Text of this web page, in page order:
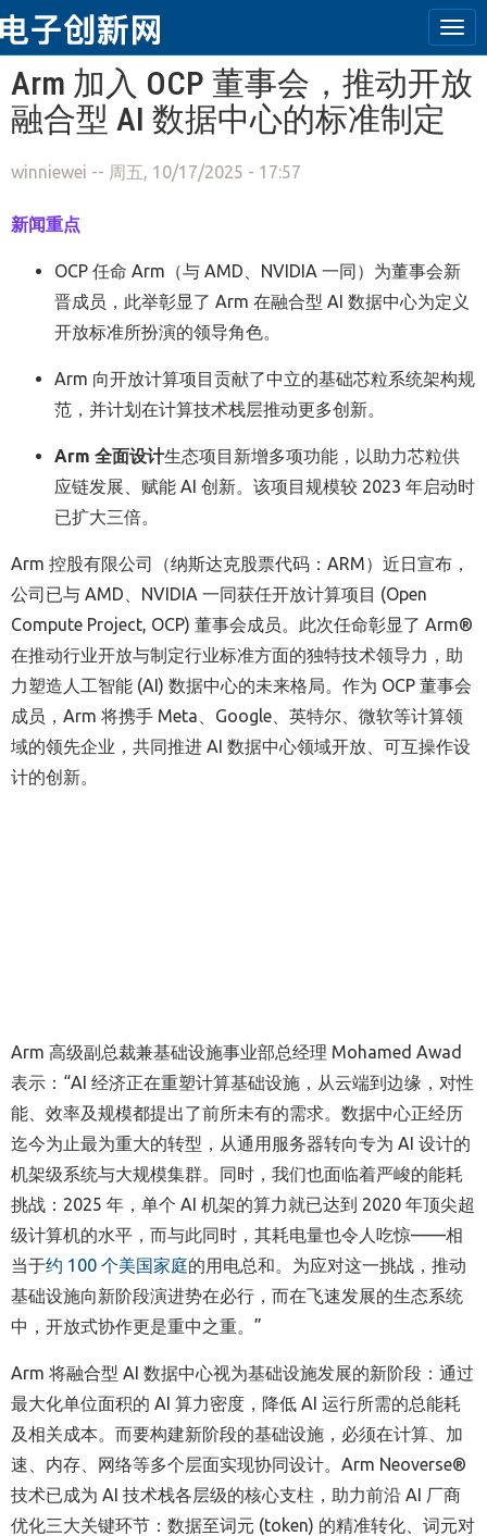
跳转到主要内容
Arm 加入 OCP 董事会，推动开放
融合型 AI 数据中心的标准制定
winniewei -- 周五, 10/17/2025 - 17:57
新闻重点
OCP 任命 Arm （与 AMD NVIDIA 一同）为董事会新
晋成员，此举彰显了 Arm 在融合型 AI 数据中心为定义
开放标准所扮演的领导角色。
Arm 向开放计算项目贡献了中立的基础芯粒系统架构规
范，并计划在计算技术栈层推动更多创新。
Arm 全面设计生态项目新增多项功能，以助力芯粒供
应链发展、赋能 AI 创新。该项目规模较 2023 年启动时
已扩大三倍。
Arm 控股有限公司 （纳斯达克股票代码 ： ARM） 近日宣布 ，
公司已与 AMD NVIDIA 一同获任开放计算项目 (Open
Compute Project, OCP) 董事会成员。此次任命彰显了 Arm®
在推动行业开放与制定行业标准方面的独特技术领导力 ， 助
力塑造人工智能 (AI) 数据中心的未来格局。作为 OCP 董事会
成员， Arm 将携手 Meta Google 、英特尔、微软等计算领
域的领先企业，共同推进 AI 数据中心领域开放、可互操作设
计的创新。
Arm 高级副总裁兼基础设施事业部总经理 Mohamed Awad
表示：“AI 经济正在重塑计算基础设施，从云端到边缘，对性
能、效率及规模都提出了前所未有的需求。数据中心正经历
迄今为止最为重大的转型 ， 从通用服务器转向专为 AI 设计的
机架级系统与大规模集群。 同时 ，我们也面临着严峻的能耗
挑战： 2025 年，单个 AI 机架的算力就已达到 2020 年顶尖超
级计算机的水平，而与此同时，其耗电量也令人吃惊——相
当于约 100 个美国家庭的用电总和。 为应对这一挑战， 推动
基础设施向新阶段演进势在必行 ， 而在飞速发展的生态系统
中，开放式协作更是重中之重。”
Arm 将融合型 AI 数据中心视为基础设施发展的新阶段：通过
最大化单位面积的 AI 算力密度，降低 AI 运行所需的总能耗
及相关成本。而要构建新阶段的基础设施，必须在计算、加
速、内存、网络等多个层面实现协同设计。 Arm Neoverse®
技术已成为 AI 技术栈各层级的核心支柱，助力前沿 AI 厂商
优化三大关键环节：数据至词元 (token) 的精准转化、 词元对